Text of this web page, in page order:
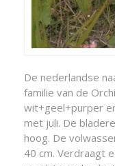
De nederlandse
familie van de
wit+geel+purper
met juli. De
hoog. De
40 cm. Verdraagt